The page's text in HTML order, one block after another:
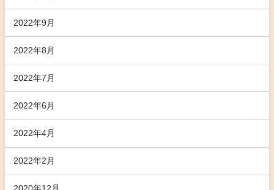
2022年9月
2022年8月
2022年7月
2022年6月
2022年4月
2022年2月
2020年12月